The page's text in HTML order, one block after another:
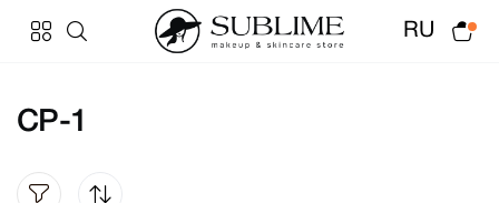
RU
CP-1